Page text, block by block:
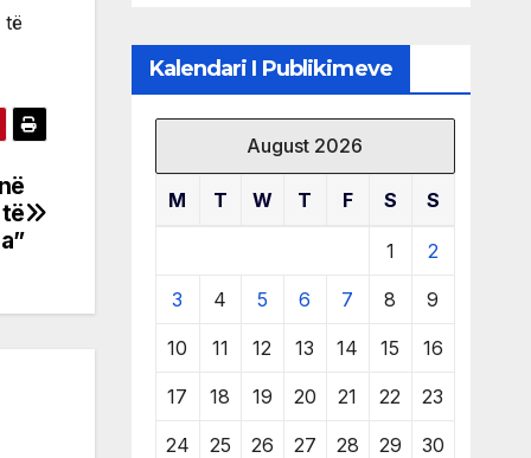
të
Kalendari I Publikimeve
August 2026
M T W T F S S
1 2
3 4 5 6 7 8 9
10 11 12 13 14 15 16
17 18 19 20 21 22 23
24 25 26 27 28 29 30